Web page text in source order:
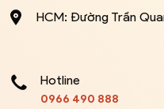
HCM: Đường Trần
Hotline
0966 490 888